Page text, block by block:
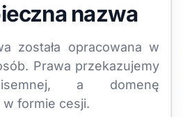
nazwa
została opracowana w
Prawa przekazujemy
a domenę
formie cesji.